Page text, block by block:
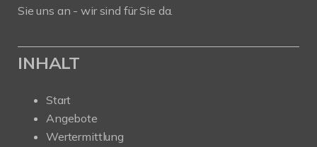
Sie uns an - wir sind für Sie da.
INHALT
Start
Angebote
Wertermittlung